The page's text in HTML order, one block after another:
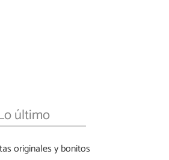
último
originales y bonitos